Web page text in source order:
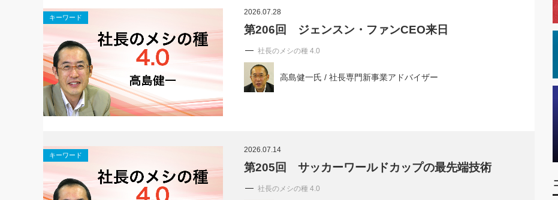
2026.08.5
朝礼・会議での「社長の３分間
スピーチ」ネタ帳（2026年8月5
日号）
第109話 伝統的産品を21世紀
に生かし切る！
2026.08.5 2026.08.5
【追
える経
強い会社を築く ビジネス・クリニック(240)
日本レーザー「人を大切にしながら利益を上げる経営」の極意
(3)
武器としてのM&A入門(3)
社長のための“儲かる通販”戦略視点(151)
継続経営 百話百行(85)
大復活＆快進撃！ユニバーサルスタジオジャパンの成功要因と
は(5)
最高の自分を表現する 成功イメージ戦略(77)
酒井光雄 成功事例に学ぶ繁栄企業のブランド戦略(39)
中国経済の最新動向(204)
事業承継の前に、決めておきたい、知っておきたい、やってお
きたいコト(12)
会社と社長のための資産管理講座(95)
深読み企業分析(152)
ピョートル・F・グジバチの『経営戦略の新常識』(12)
朝礼・会議での「社長の３分間スピーチ」ネタ帳(159)
楠木建の「経営知になる考え方」(57)
酒井英之の社長のビジョン実現道場(10)
北村森の「今月のヒット商品」(109)
強い決算書の会社はココが違う！(36)
新・会計経営と実学(37)
賃金決定の定石(68)
顧客・社員・社会から支持される「ウェルビーイ
柿内幸夫─社長のための現場改善(174)
クレーム対応の新知識と新常識
デキル社員に育てる！ 社員教
業績アップにつながる！ワン
先人の名句名言の教え
経営に活かす“十八史略
デジタル
リーダー
ワインを
必読！社
眼と耳で
社長の「
米国スポ
高橋一喜
(7)
キーワード
2026.07.28
第206回 ジェンスン・ファンCEO来日
社長のメシの種 4.0
高島健一氏 / 社長専門新事業アドバイザー
キーワード
2026.07.14
第205回 サッカーワールドカップの最先端技術
社長のメシの種 4.0